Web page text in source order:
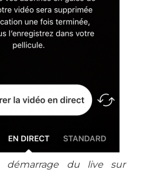
démarrage du live sur